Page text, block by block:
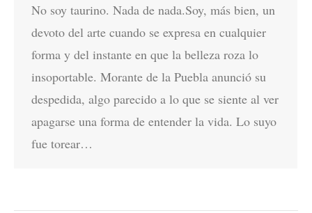
No soy taurino. Nada de nada.Soy, más bien, un
devoto del arte cuando se expresa en cualquier
forma y del instante en que la belleza roza lo
insoportable. Morante de la Puebla anunció su
despedida, algo parecido a lo que se siente al ver
apagarse una forma de entender la vida. Lo suyo
fue torear…